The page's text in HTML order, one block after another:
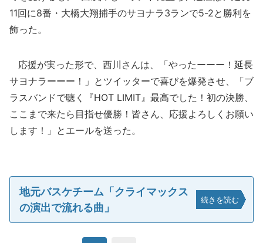
11回に8番・大橋大翔捕手のサヨナラ3ランで5-2と勝利を
飾った。
応援が実った形で、西川さんは、「やったーーー！延長
サヨナラーーー！」とツイッターで喜びを爆発させ、「ブ
ラスバンドで聴く『HOT LIMIT』最高でした！初の決勝、
ここまで来たら目指せ優勝！皆さん、応援よろしくお願い
します！」とエールを送った。
地元バスケチーム「クライマックス
の演出で流れる曲」
続きを読む